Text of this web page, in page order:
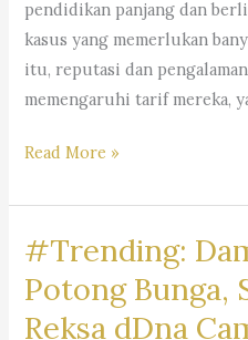
pendidikan panjang dan
kasus yang memerlukan
itu, reputasi dan
memengaruhi tarif mereka,
Mengapa
Pengacara
Mahal
Kantor
Hukum
Read More »
#Trending:
Potong Bunga,
Reksa dDna